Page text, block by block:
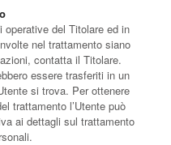
del Titolare ed in
nel trattamento siano
contatta il Titolare.
essere trasferiti in un
si trova. Per ottenere
trattamento l’Utente può
ai dettagli sul trattamento